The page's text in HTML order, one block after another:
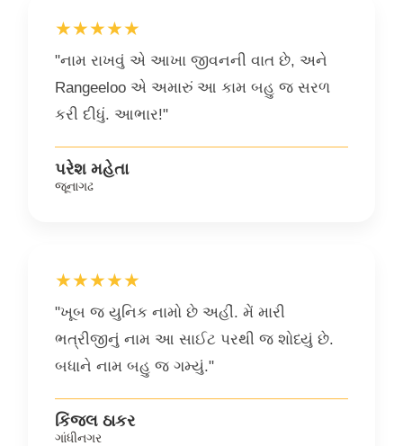
★★★★★
"નામ રાખવું એ આખા જીવનની વાત છે, અને
Rangeeloo એ અમારું આ કામ બહુ જ સરળ
કરી દીધું. આભાર!"
પરેશ મહેતા
જૂનાગઢ
★★★★★
"ખૂબ જ યુનિક નામો છે અહીં. મેં મારી
ભત્રીજીનું નામ આ સાઈટ પરથી જ શોધ્યું છે.
બધાને નામ બહુ જ ગમ્યું."
કિંજલ ઠાકર
ગાંધીનગર